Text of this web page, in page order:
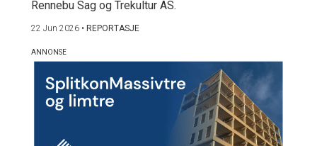
Rennebu Sag og Trekultur AS.
22 Jun 2026 • REPORTASJE